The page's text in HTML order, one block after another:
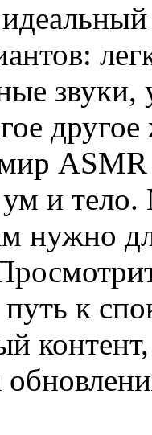
звуки,
ASMR
и
нужно
путь к